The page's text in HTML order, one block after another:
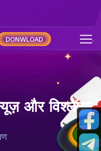
DONWLOAD
और विश्लेषण